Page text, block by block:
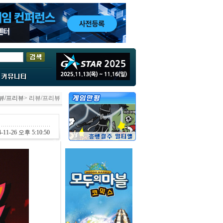
/프리뷰> 리뷰/프리뷰
11-26 오후 5:10:50